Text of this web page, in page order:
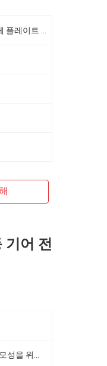
기어 전